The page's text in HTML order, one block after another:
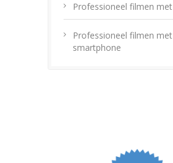
Professioneel filmen
Professioneel filmen
smartphone